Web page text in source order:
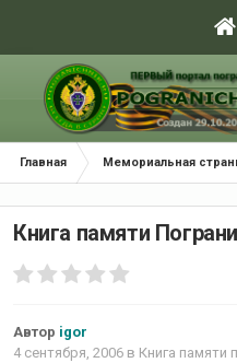
Главная Мемориальная
Книга памяти
Автор igor
4 сентября, 2006 в Книга памяти